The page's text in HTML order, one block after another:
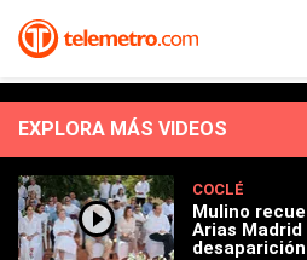
EXPLORA MÁS VIDEOS
COCLÉ
Mulino
Arias Madrid